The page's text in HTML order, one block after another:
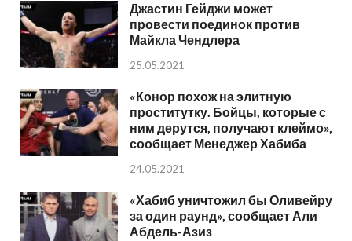
Джастин Гейджи может
провести поединок против
Майкла Чендлера
25.05.2021
«Конор похож на элитную
проститутку. Бойцы, которые с
ним дерутся, получают клеймо»,
сообщает Менеджер Хабиба
24.05.2021
«Хабиб уничтожил бы Оливейру
за один раунд», сообщает Али
Абдель-Азиз